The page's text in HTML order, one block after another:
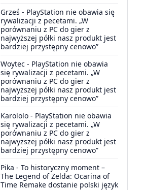
Grześ - PlayStation nie obawia się
rywalizacji z pecetami. „W
porównaniu z PC do gier z
najwyższej półki nasz produkt jest
bardziej przystępny cenowo”
Woytec - PlayStation nie obawia
się rywalizacji z pecetami. „W
porównaniu z PC do gier z
najwyższej półki nasz produkt jest
bardziej przystępny cenowo”
Karololo - PlayStation nie obawia
się rywalizacji z pecetami. „W
porównaniu z PC do gier z
najwyższej półki nasz produkt jest
bardziej przystępny cenowo”
Pika - To historyczny moment –
The Legend of Zelda: Ocarina of
Time Remake dostanie polski język